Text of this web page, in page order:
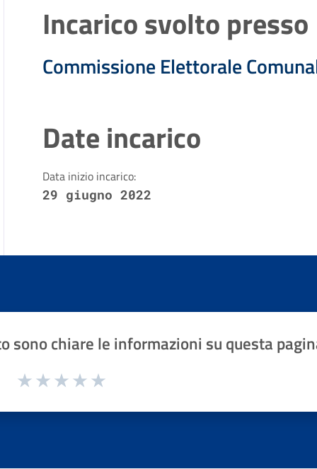
Incarico svolto presso
Commissione Elettorale
Date incarico
Data inizio incarico:
29 giugno 2022
sono chiare le informazioni su questa
1 a 5 stelle la pagina